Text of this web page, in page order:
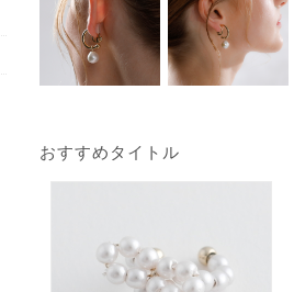
おすすめタイトル